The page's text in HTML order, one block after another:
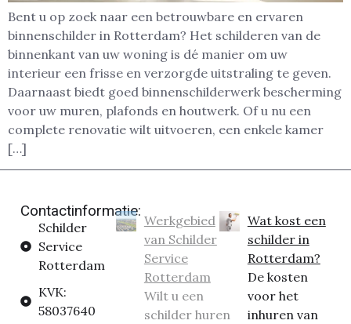
Bent u op zoek naar een betrouwbare en ervaren
binnenschilder in Rotterdam? Het schilderen van de
binnenkant van uw woning is dé manier om uw
interieur een frisse en verzorgde uitstraling te geven.
Daarnaast biedt goed binnenschilderwerk bescherming
voor uw muren, plafonds en houtwerk. Of u nu een
complete renovatie wilt uitvoeren, een enkele kamer
[…]
Contactinformatie:
Schilder
Service
Rotterdam
KVK:
58037640
Werkgebied
van Schilder
Service
Rotterdam
Wilt u een
schilder huren
Wat kost een
schilder in
Rotterdam?
De kosten
voor het
inhuren van